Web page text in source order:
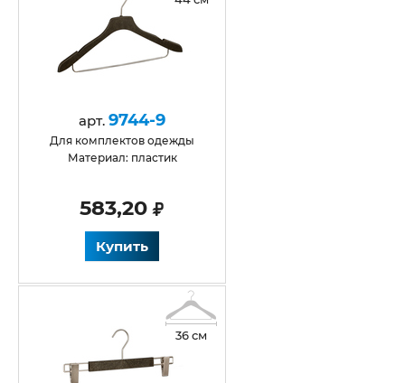
арт. 9744-9
Для комплектов одежды
Материал: пластик
583,20
Купить
36 см